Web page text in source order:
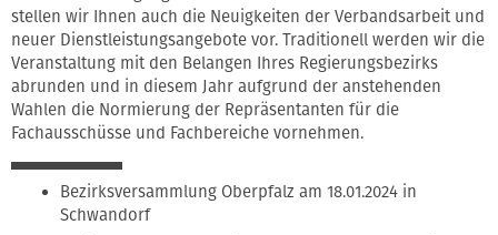
stellen wir Ihnen auch die Neuigkeiten der Verbandsarbeit und
neuer Dienstleistungsangebote vor. Traditionell werden wir die
Veranstaltung mit den Belangen Ihres Regierungsbezirks
abrunden und in diesem Jahr aufgrund der anstehenden
Wahlen die Normierung der Repräsentanten für die
Fachausschüsse und Fachbereiche vornehmen.
Bezirksversammlung Oberpfalz am 18.01.2024 in
Schwandorf